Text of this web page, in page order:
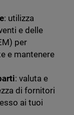
: utilizza
e delle
per
e mantenere
: valuta e
di fornitori
ai tuoi